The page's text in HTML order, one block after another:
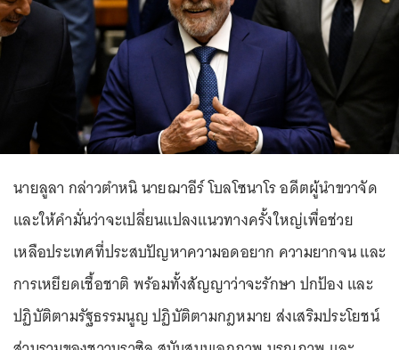
นายลูลา กล่าวตำหนิ นายฌาอีร์ โบลโซนาโร อดีตผู้นำขวาจัด
และให้คำมั่นว่าจะเปลี่ยนแปลงแนวทางครั้งใหญ่เพื่อช่วย
เหลือประเทศที่ประสบปัญหาความอดอยาก ความยากจน และ
การเหยียดเชื้อชาติ พร้อมทั้งสัญญาว่าจะรักษา ปกป้อง และ
ปฏิบัติตามรัฐธรรมนูญ ปฏิบัติตามกฎหมาย ส่งเสริมประโยชน์